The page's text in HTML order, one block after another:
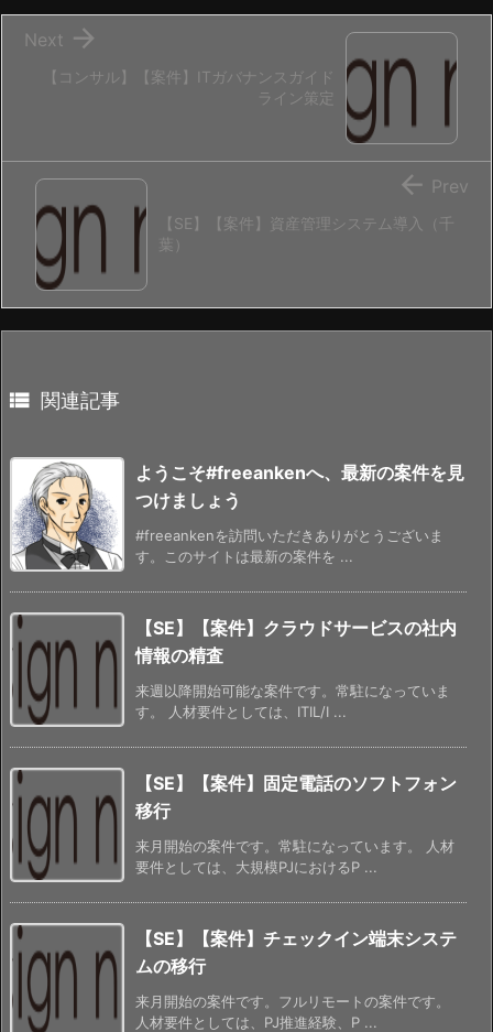
【コンサル】【案件】ITガバナンスガイド
ライン策定

Next
【SE】【案件】資産管理システム導入（千
葉）
 Prev
 関連記事
ようこそ#freeankenへ、最新の案件を見
つけましょう
#freeankenを訪問いただきありがとうございま
す。このサイトは最新の案件を ...
【SE】【案件】クラウドサービスの社内
情報の精査
来週以降開始可能な案件です。常駐になっていま
す。 人材要件としては、ITIL/I ...
【SE】【案件】固定電話のソフトフォン
移行
来月開始の案件です。常駐になっています。 人材
要件としては、大規模PJにおけるP ...
【SE】【案件】チェックイン端末システ
ムの移行
来月開始の案件です。フルリモートの案件です。
人材要件としては、PJ推進経験、P ...